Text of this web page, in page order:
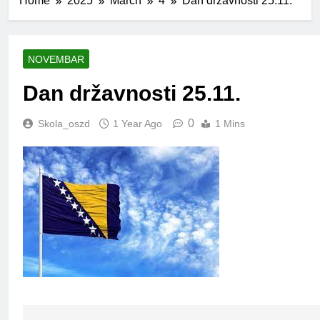
NOVEMBAR
Dan državnosti 25.11.
Skola_oszd 1 Year Ago 0 1 Mins